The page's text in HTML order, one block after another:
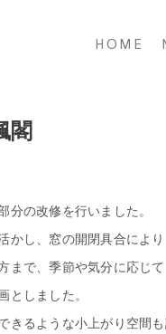
HOME
閣
の改修を行いました。
かし、窓の開閉具合により
まで、季節や気分に応じて
しました。
きるような小上がり空間も